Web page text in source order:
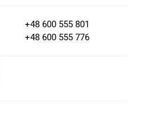
+48 600 555 801
+48 600 555 776